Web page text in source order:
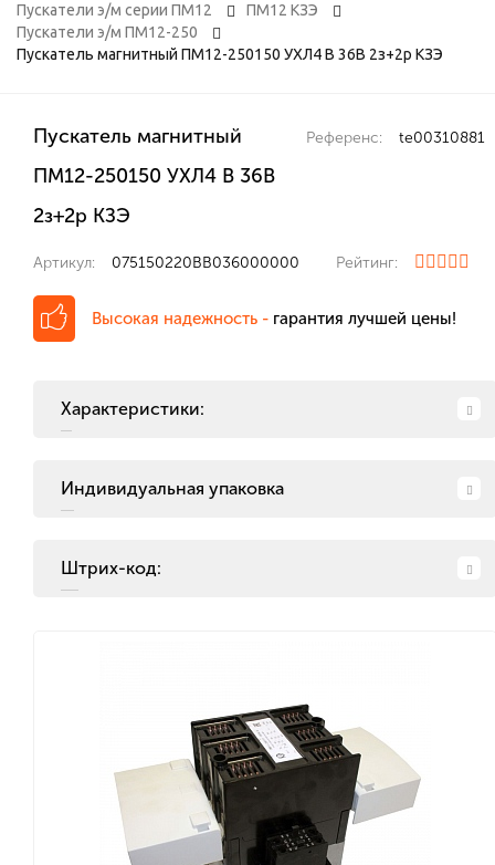
Пускатели э/м серии ПМ12
ПМ12 КЗЭ
Пускатели э/м ПМ12-250
Пускатель магнитный ПМ12-250150 УХЛ4 В 36В 2з+2р КЗЭ
Пускатель магнитный
ПМ12-250150 УХЛ4 В 36В
2з+2р КЗЭ
Референс: te00310881
Артикул: 075150220ВВ036000000 Рейтинг:
Высокая надежность - гарантия лучшей цены!
Характеристики:
Индивидуальная упаковка
Штрих-код: